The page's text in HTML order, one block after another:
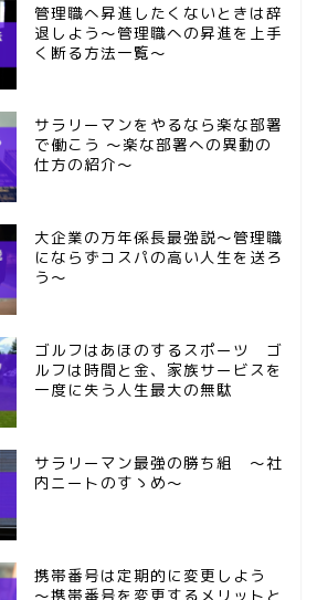
管理職へ昇進したくないときは辞
退しよう～管理職への昇進を上手
く断る方法一覧～
サラリーマンをやるなら楽な部署
で働こう ～楽な部署への異動の
仕方の紹介～
大企業の万年係長最強説～管理職
にならずコスパの高い人生を送ろ
う～
ゴルフはあほのするスポーツ ゴ
ルフは時間と金、家族サービスを
一度に失う人生最大の無駄
サラリーマン最強の勝ち組 ～社
内ニートのすゝめ～
携帯番号は定期的に変更しよう
～携帯番号を変更するメリットと